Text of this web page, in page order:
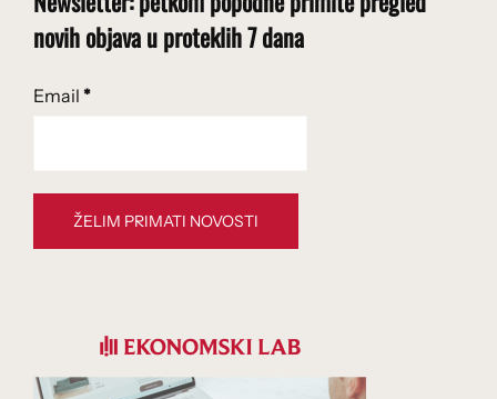
novih objava u proteklih 7 dana
Email *